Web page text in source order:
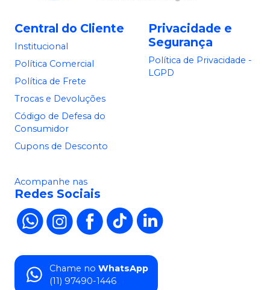
Central do Cliente
Institucional
Política Comercial
Política de Frete
Trocas e Devoluções
Código de Defesa do
Consumidor
Cupons de Desconto
Privacidade e
Segurança
Política de Privacidade -
LGPD
Acompanhe nas
Redes Sociais
Chame no WhatsApp
(11) 97490-1446